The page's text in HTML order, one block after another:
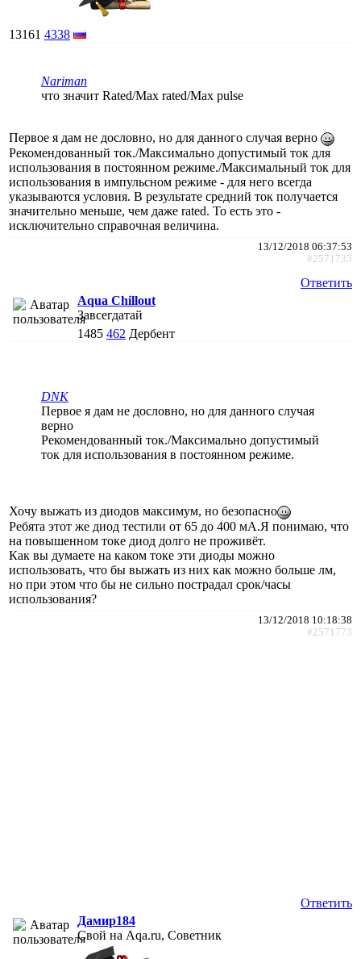
13161 4338
Nariman
что значит Rated/Max rated/Max pulse
Первое я дам не дословно, но для данного случая верно
Рекомендованный ток./Максимально допустимый ток для
использования в постоянном режиме./Максимальный ток для
использования в импульсном режиме - для него всегда
указываются условия. В результате средний ток получается
значительно меньше, чем даже rated. То есть это -
исключительно справочная величина.
13/12/2018 06:37:53
#2571735
Ответить
Aqua Chillout
Завсегдатай
1485 462 Дербент
DNK
Первое я дам не дословно, но для данного случая
верно
Рекомендованный ток./Максимально допустимый
ток для использования в постоянном режиме.
Хочу выжать из диодов максимум, но безопасно
Ребята этот же диод тестили от 65 до 400 мА.Я понимаю, что
на повышенном токе диод долго не проживёт.
Как вы думаете на каком токе эти диоды можно
использовать, что бы выжать из них как можно больше лм,
но при этом что бы не сильно пострадал срок/часы
использования?
13/12/2018 10:18:38
#2571773
Ответить
Дамир184
Свой на Aqa.ru, Советник